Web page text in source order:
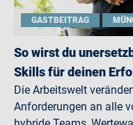
GASTBEITRAG
So wirst du
Skills für deinen
Die Arbeitswelt
Anforderungen an alle